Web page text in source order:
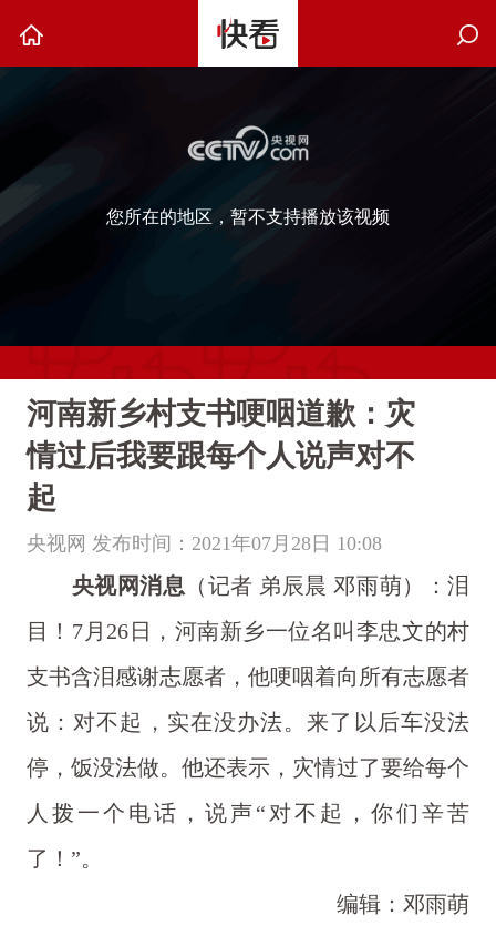
您所在的地区，暂不支持播放该视频
河南新乡村支书哽咽道歉：灾
情过后我要跟每个人说声对不
起
央视网 发布时间：2021年07月28日 10:08
央视网消息 （记者 弟辰晨 邓雨萌）：泪
目！7月26日，河南新乡一位名叫李忠文的村
支书含泪感谢志愿者，他哽咽着向所有志愿者
说：对不起，实在没办法。来了以后车没法
停，饭没法做。他还表示，灾情过了要给每个
人拨一个电话，说声“对不起，你们辛苦
了！”。
编辑：邓雨萌